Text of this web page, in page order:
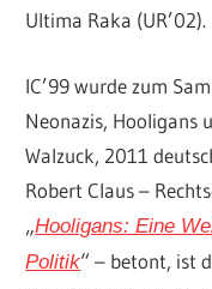
Ultima Raka (UR’02).
IC’99 wurde zum
Neonazis, Hooligans
Walzuck, 2011
Robert Claus –
„Hooligans: Eine
Politik“ – betont, ist